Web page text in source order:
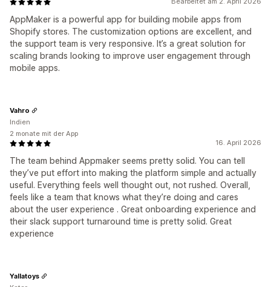
AppMaker is a powerful app for building mobile apps from
Shopify stores. The customization options are excellent, and
the support team is very responsive. It’s a great solution for
scaling brands looking to improve user engagement through
mobile apps.
16. April 2026
The team behind Appmaker seems pretty solid. You can tell
they’ve put effort into making the platform simple and actually
useful. Everything feels well thought out, not rushed. Overall,
feels like a team that knows what they’re doing and cares
about the user experience . Great onboarding experience and
their slack support turnaround time is pretty solid. Great
experience
Vahro
Indien
2 monate mit der App
Yallatoys